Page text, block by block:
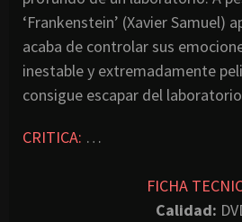
‘Frankenstein’ (Xavier Samuel)
acaba de controlar sus
inestable y extremadamente
consigue escapar del
CRITICA: …
FICHA
Calidad: